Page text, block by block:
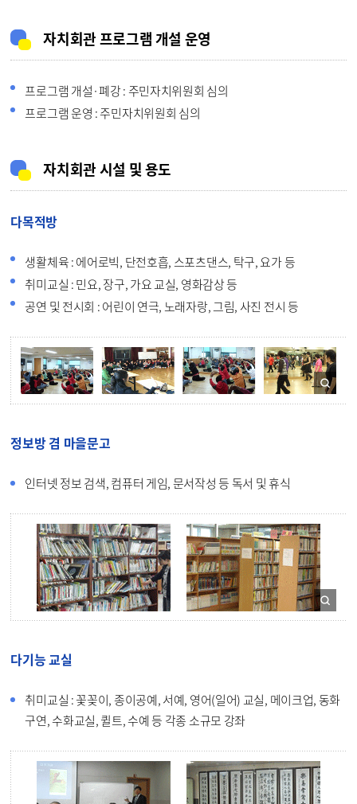
자치회관 프로그램 개설 운영
프로그램 개설·폐강 : 주민자치위원회 심의
프로그램 운영 : 주민자치위원회 심의
자치회관 시설 및 용도
다목적방
생활체육 : 에어로빅, 단전호흡, 스포츠댄스, 탁구, 요가 등
취미교실 : 민요, 장구, 가요 교실, 영화감상 등
공연 및 전시회 : 어린이 연극, 노래자랑, 그림, 사진 전시 등
정보방 겸 마을문고
인터넷 정보 검색, 컴퓨터 게임, 문서작성 등 독서 및 휴식
다기능 교실
취미교실 : 꽃꽂이, 종이공예, 서예, 영어(일어) 교실, 메이크업, 동화
구연, 수화교실, 퀼트, 수예 등 각종 소규모 강좌